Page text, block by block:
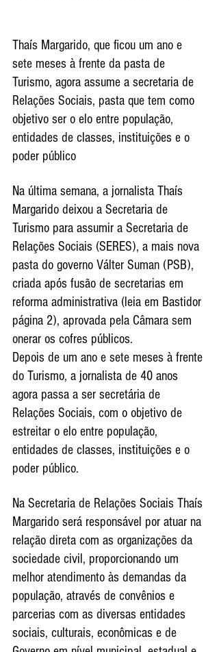
Thaís Margarido, que ficou um ano e
sete meses à frente da pasta de
Turismo, agora assume a secretaria de
Relações Sociais, pasta que tem como
objetivo ser o elo entre população,
entidades de classes, instituições e o
poder público
Na última semana, a jornalista Thaís
Margarido deixou a Secretaria de
Turismo para assumir a Secretaria de
Relações Sociais (SERES), a mais nova
pasta do governo Válter Suman (PSB),
criada após fusão de secretarias em
reforma administrativa (leia em Bastidor
página 2), aprovada pela Câmara sem
onerar os cofres públicos.
Depois de um ano e sete meses à frente
do Turismo, a jornalista de 40 anos
agora passa a ser secretária de
Relações Sociais, com o objetivo de
estreitar o elo entre população,
entidades de classes, instituições e o
poder público.
Na Secretaria de Relações Sociais Thaís
Margarido será responsável por atuar na
relação direta com as organizações da
sociedade civil, proporcionando um
melhor atendimento às demandas da
população, através de convênios e
parcerias com as diversas entidades
sociais, culturais, econômicas e de